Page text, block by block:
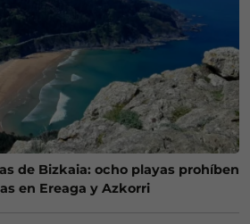
de Bizkaia: ocho playas prohíben
en Ereaga y Azkorri